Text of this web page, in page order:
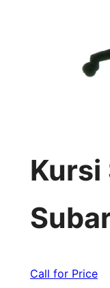
Kursi
Call for Price